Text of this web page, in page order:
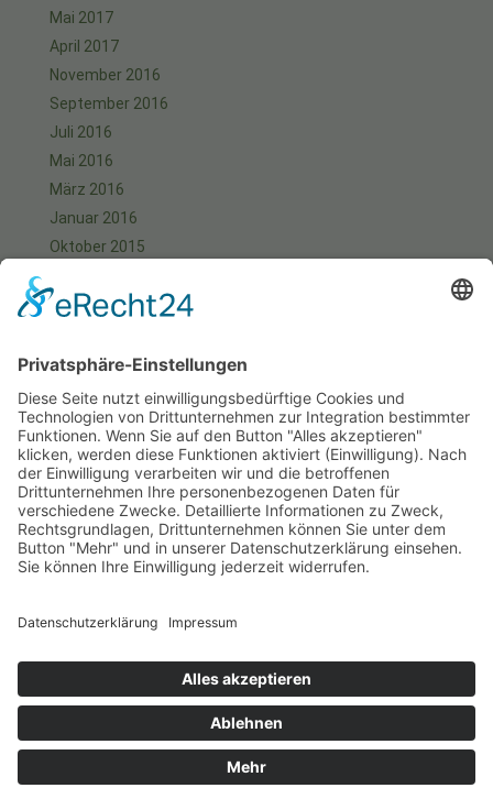
Mai 2017
April 2017
November 2016
September 2016
Juli 2016
Mai 2016
März 2016
Januar 2016
Oktober 2015
August 2015
Juni 2015
Mai 2015
April 2015
März 2015
Januar 2015
Meta
Anmelden
Start Aktuell Fotos
Kontakt
Datenschutzerklärung
Cookie-Einstellungen